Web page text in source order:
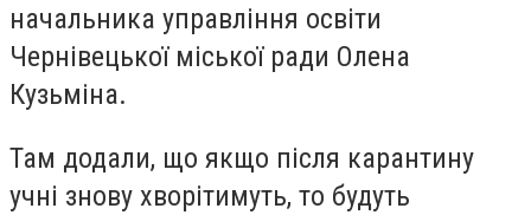
начальника управління освіти
Чернівецької міської ради Олена
Кузьміна.
Там додали, що якщо після карантину
учні знову хворітимуть, то будуть